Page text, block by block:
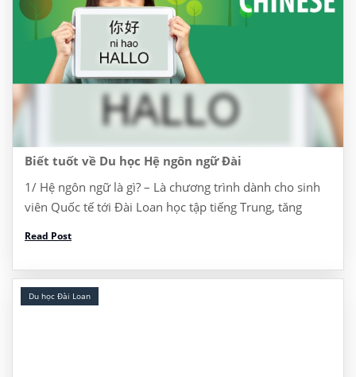
Biết tuốt về Du học Hệ ngôn ngữ Đài
1/ Hệ ngôn ngữ là gì? – Là chương trình dành cho sinh
viên Quốc tế tới Đài Loan học tập tiếng Trung, tăng
Read Post
Du học Đài Loan